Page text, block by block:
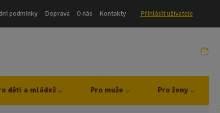
podmínky Doprava O nás Kontakty Přihlásit uživatele
děti a mládež Pro muže Pro ženy